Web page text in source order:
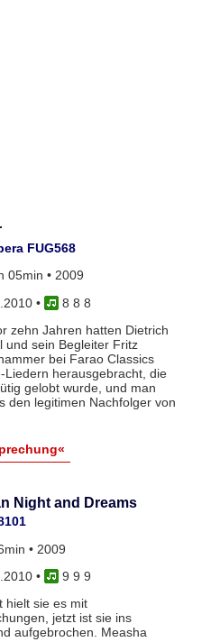
FUG568
05min • 2009
•
8 8 8
zehn Jahren hatten Dietrich
und sein Begleiter Fritz
bei Farao Classics
Liedern herausgebracht, die
gelobt wurde, und man
den legitimen Nachfolger von
Night and Dreams
• 2009
•
9 9 9
hielt sie es mit
jetzt ist sie ins
aufgebrochen. Measha